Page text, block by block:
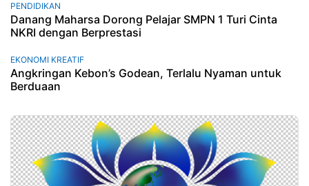
PENDIDIKAN
Danang Maharsa Dorong Pelajar SMPN 1 Turi Cinta
NKRI dengan Berprestasi
EKONOMI KREATIF
Angkringan Kebon’s Godean, Terlalu Nyaman untuk
Berduaan